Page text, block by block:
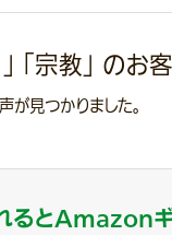
「宗教」 のお
が見つかりました。
るとAmazon